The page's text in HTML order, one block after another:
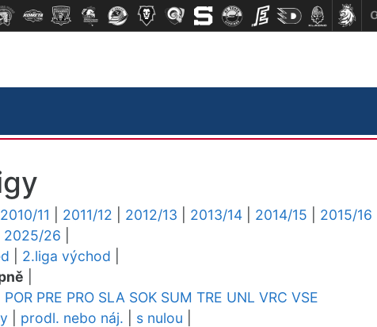
2010/11 2011/12 2012/13 2013/14 2014/15 2015/16
2025/26
2.liga východ
POR PRE PRO SLA SOK SUM TRE UNL VRC VSE
prodl. nebo náj. s nulou